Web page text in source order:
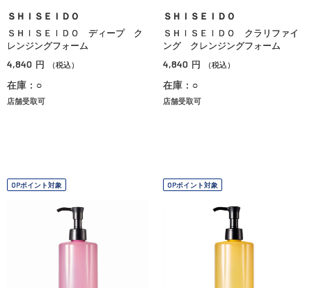
ＳＨＩＳＥＩＤＯ
ＳＨＩＳＥＩＤＯ ディープ ク
レンジングフォーム
4,840 円 （税込）
在庫：○
店舗受取可
ＳＨＩＳＥＩＤＯ
ＳＨＩＳＥＩＤＯ クラリファイ
ング クレンジングフォーム
4,840 円 （税込）
在庫：○
店舗受取可
OPポイント対象 OPポイント対象